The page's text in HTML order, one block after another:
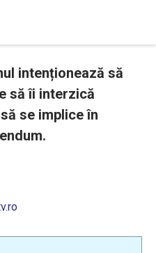
intenționează să
să îi interzică
se implice în